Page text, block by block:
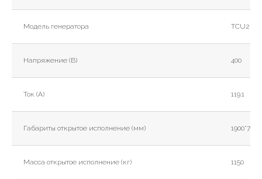
Модель генератора TCU228E
Напряжение (В) 400
Ток (А) 119.1
Габариты открытое исполнение (мм)
Масса открытое исполнение (кг) 1150